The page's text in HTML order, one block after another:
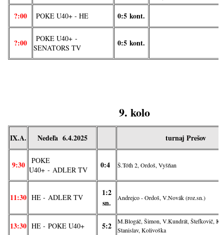
?:00 POKE U40+ - HE 0:5 kont.
?:00 POKE U40+ -
SENATORS TV
0:5 kont.
9. kolo
IX.A. Nedeľa 6.4.2025 turnaj Prešov
9:30
POKE
U40+ - ADLER TV 0:4 Š.Tóth 2, Ordoš, Vyšňan
11:30 HE - ADLER TV
1:2
sn.
Andrejco - Ordoš, V.Novák (roz.sn.)
13:30 HE - POKE U40+ 5:2
M.Blogáč, Šimon, V.Kundrát, Štefkovič,
Stanislav, Kolivoška